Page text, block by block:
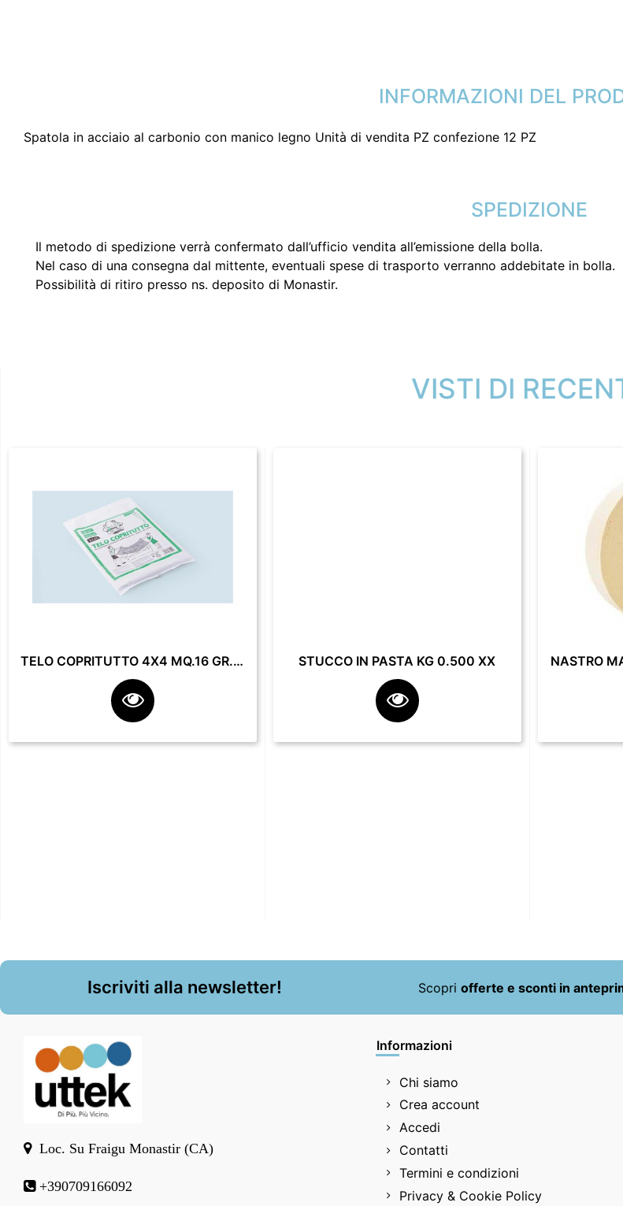
INFORMAZIONI DEL
Spatola in acciaio al carbonio con manico legno Unità di vendita PZ confezione 12 PZ
SPEDIZIONE
Il metodo di spedizione verrà confermato dall’ufficio vendita all’emissione della bolla.
Nel caso di una consegna dal mittente, eventuali spese di trasporto verranno addebitate in bolla.
Possibilità di ritiro presso ns. deposito di Monastir.
VISTI DI
TELO COPRITUTTO 4X4 MQ.16 GR. 200** STUCCO IN PASTA KG 0.500 XX NASTRO
Iscriviti alla newsletter! Scopri offerte e sconti in
Loc. Su Fraigu Monastir (CA)
+390709166092
Informazioni
Chi siamo
Crea account
Accedi
Contatti
Termini e condizioni
Privacy & Cookie Policy